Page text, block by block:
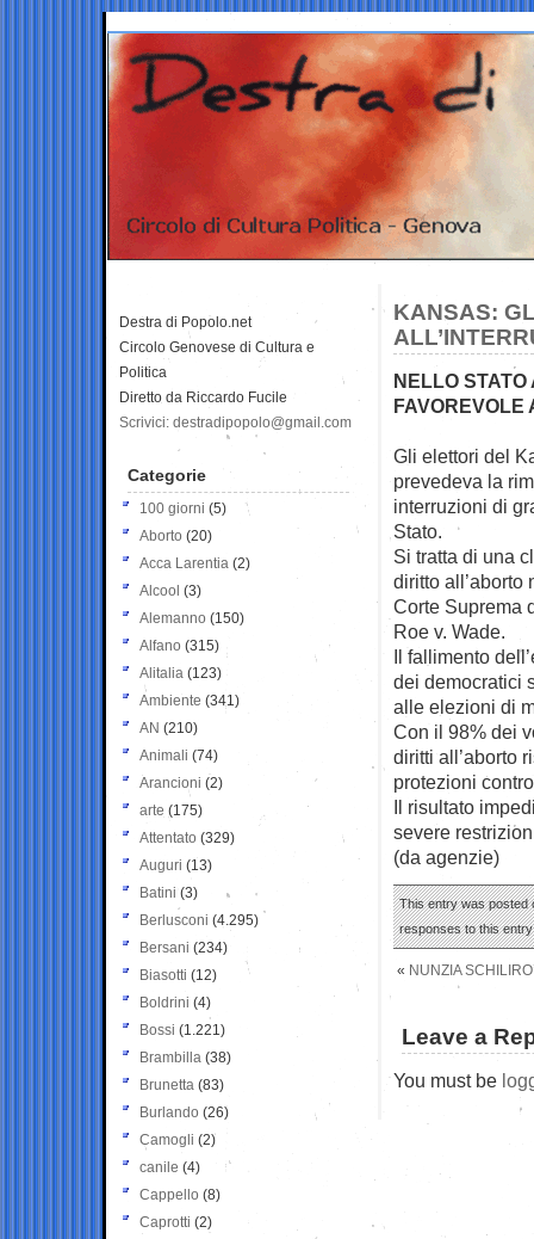
KANSAS:
NELLO STATO
FAVOREVOLE
Gli elettori del
prevedeva la
interruzioni di
Stato.
Si tratta di una
diritto all’aborto
Corte Suprema
Roe v. Wade.
Il fallimento
dei democratici
alle elezioni di
Con il 98% dei
diritti all’aborto
protezioni
Il risultato
severe
(da agenzie)
This entry was posted
responses to this
« NUNZIA
Leave a
You must be
Destra di Popolo.net
Circolo Genovese di Cultura e
Politica
Diretto da Riccardo Fucile
Scrivici: destradipopolo@gmail.com
Categorie
100 giorni (5)
Aborto (20)
Acca Larentia (2)
Alcool (3)
Alemanno (150)
Alfano (315)
Alitalia (123)
Ambiente (341)
AN (210)
Animali (74)
Arancioni (2)
arte (175)
Attentato (329)
Auguri (13)
Batini (3)
Berlusconi (4.295)
Bersani (234)
Biasotti (12)
Boldrini (4)
Bossi (1.221)
Brambilla (38)
Brunetta (83)
Burlando (26)
Camogli (2)
canile (4)
Cappello (8)
Caprotti (2)